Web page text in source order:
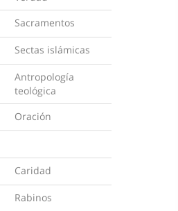
Sacramentos
Sectas islámicas
Antropología
teológica
Oración
Caridad
Rabinos